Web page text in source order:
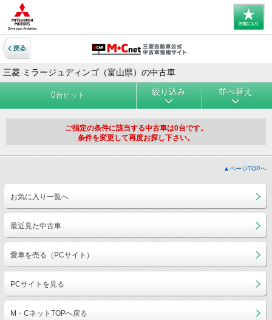
三菱 ミラージュディンゴ（富山県）の中古車
0台ヒット 絞り込み 並べ替え
ご指定の条件に該当する中古車は0台です。
条件を変更して再度お探し下さい。
▲ページTOPへ
お気に入り一覧へ
最近見た中古車
愛車を売る（PCサイト）
PCサイトを見る
M・CネットTOPへ戻る